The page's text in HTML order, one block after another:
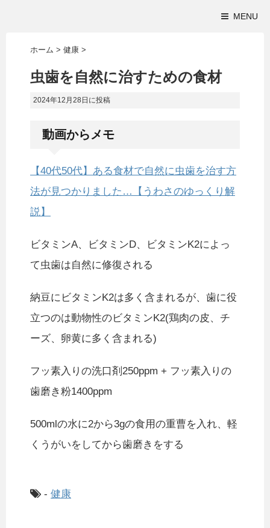
MENU
ホーム > 健康 >
虫歯を自然に治すための食材
2024年12月28日 に投稿
動画からメモ
【40代50代】ある食材で自然に虫歯を治す方
法が見つかりました…【うわさのゆっくり解
説】
ビタミンA、ビタミンD、ビタミンK2によっ
て虫歯は自然に修復される
納豆にビタミンK2は多く含まれるが、歯に役
立つのは動物性のビタミンK2(鶏肉の皮、チ
ーズ、卵黄に多く含まれる)
フッ素入りの洗口剤250ppm + フッ素入りの
歯磨き粉1400ppm
500mlの水に2から3gの食用の重曹を入れ、軽
くうがいをしてから歯磨きをする
- 健康